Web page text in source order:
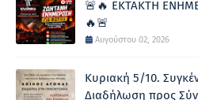
🚨🔥 ΕΚΤΑΚΤΗ
🔥🚨
Αυγούστου 02, 2026
Κυριακή 5/10.
Διαδήλωση προς